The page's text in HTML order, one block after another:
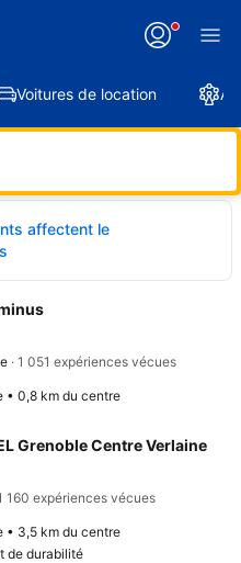
Voitures de location
affectent le
de 8,6
· 1 051 expériences vécues
• 0,8 km du centre
Grenoble Centre Verlaine
de 7,0
160 expériences vécues
• 3,5 km du centre
de durabilité